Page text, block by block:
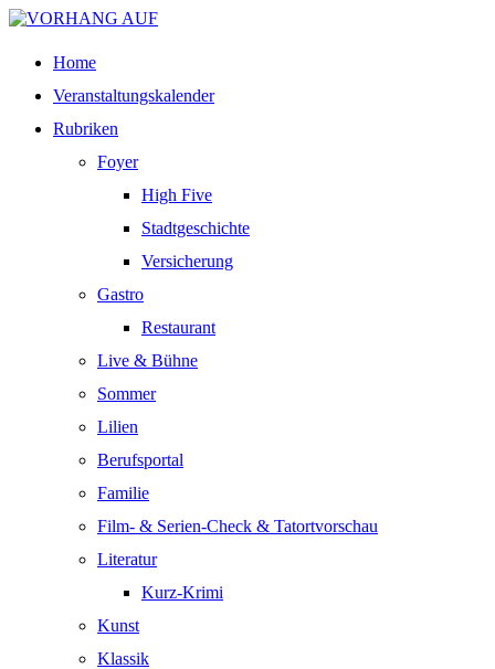
Home
Veranstaltungskalender
Rubriken
Foyer
High Five
Stadtgeschichte
Versicherung
Gastro
Restaurant
Live & Bühne
Sommer
Lilien
Berufsportal
Familie
Film- & Serien-Check & Tatortvorschau
Literatur
Kurz-Krimi
Kunst
Klassik